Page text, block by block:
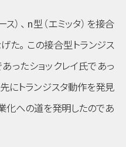
ス） 、 n型 （エミッタ） を接合
た。 この接合型トランジス
ったショックレイ氏であっ
にトランジスタ動作を発見
化への道を発明したのであ